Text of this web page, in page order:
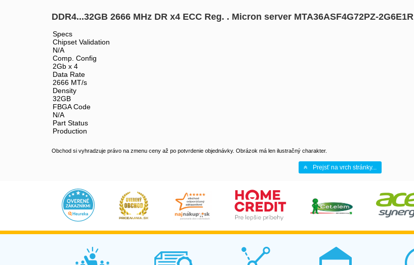
DDR4...32GB 2666 MHz DR x4 ECC Reg. . Micron server MTA36ASF4G72PZ-2G6E1R
Specs
Chipset Validation
N/A
Comp. Config
2Gb x 4
Data Rate
2666 MT/s
Density
32GB
FBGA Code
N/A
Part Status
Production
Obchod si vyhradzuje právo na zmenu ceny až po potvrdenie objednávky. Obrázok má len ilustračný charakter.
Prejsť na vrch stránky...